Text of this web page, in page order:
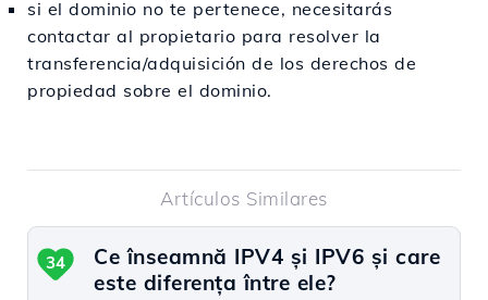
si el dominio no te pertenece, necesitarás
contactar al propietario para resolver la
transferencia/adquisición de los derechos de
propiedad sobre el dominio.
Artículos Similares
Ce înseamnă IPV4 și IPV6 și care
este diferența între ele?
34